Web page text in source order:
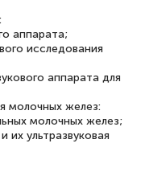
Грамотное,
чётко и
аппарата;
исследования
аппарата для
молочных желез:
молочных желез;
ультразвуковая